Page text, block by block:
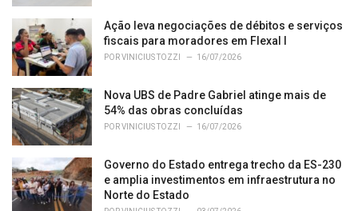
Ação leva negociações de débitos e serviços
fiscais para moradores em Flexal I
PORVINICIUS TOZZI 16/07/2026
Nova UBS de Padre Gabriel atinge mais de
54% das obras concluídas
PORVINICIUS TOZZI 16/07/2026
Governo do Estado entrega trecho da ES-230
e amplia investimentos em infraestrutura no
Norte do Estado